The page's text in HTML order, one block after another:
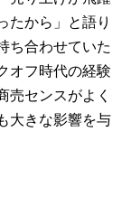
たから」と語り
ち合わせていた
オフ時代の経験
売センスがよく
大きな影響を与